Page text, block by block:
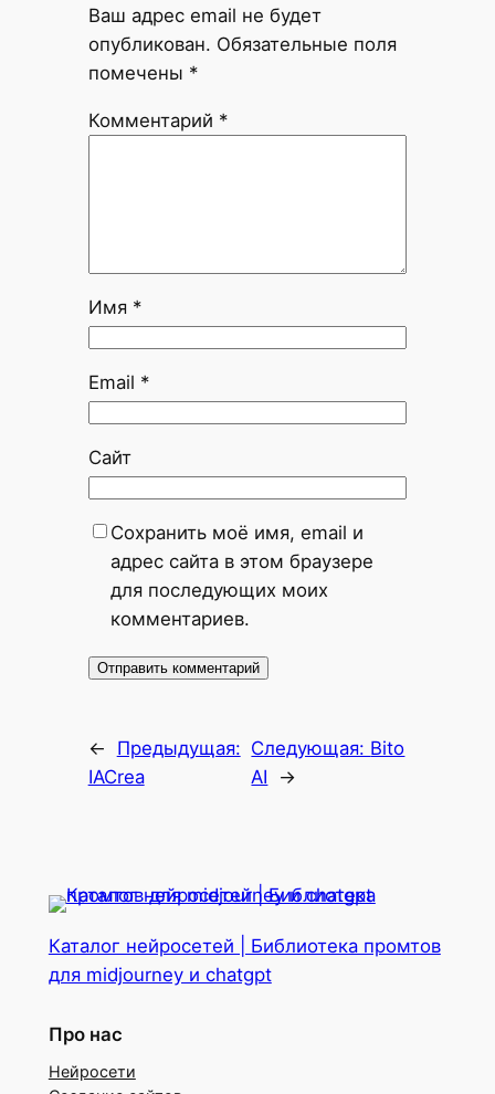
Ваш адрес email не будет
опубликован. Обязательные поля
помечены *
Комментарий *
Имя *
Email *
Сайт
Сохранить моё имя, email и
адрес сайта в этом браузере
для последующих моих
комментариев.
←
Предыдущая:
IACrea
Следующая: Bito
AI
→
Каталог нейросетей | Библиотека промтов
для midjourney и chatgpt
Про нас
Нейросети